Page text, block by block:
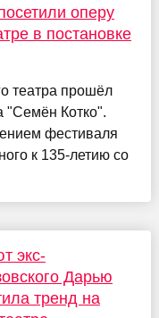
оперу
в постановке
театра прошёл
"Семён Котко".
фестиваля
к 135-летию со
экс-
Дарью
тренд на